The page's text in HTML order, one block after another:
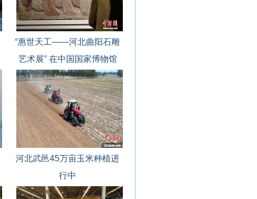
“惠世天工——河北曲阳石雕
艺术展” 在中国国家博物馆
开幕
河北武邑45万亩玉米种植进
行中